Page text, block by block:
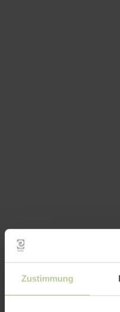
Zustimmung